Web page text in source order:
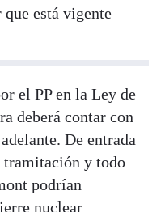
está vigente
el PP en la Ley de
deberá contar con
De entrada
tramitación y todo
podrían
nuclear